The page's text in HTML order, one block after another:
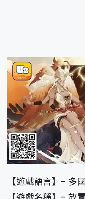
【遊戲語言】- 多